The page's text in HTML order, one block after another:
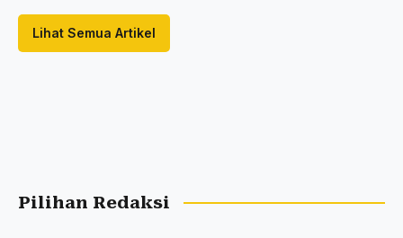
Lihat Semua Artikel
Pilihan Redaksi